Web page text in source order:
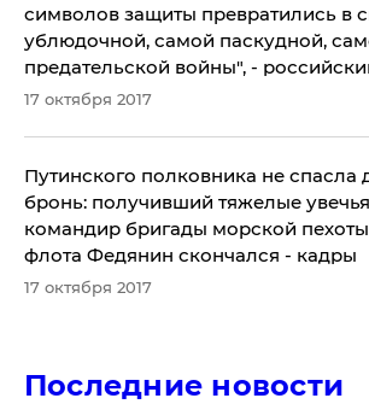
символов защиты превратились в
ублюдочной, самой паскудной,
предательской войны", -
Бабченко очень жестко
17 октября 2017
Путинского полковника не спасла
бронь: получивший тяжелые
командир бригады морской
флота Федянин скончался - кадры
17 октября 2017
Последние новости